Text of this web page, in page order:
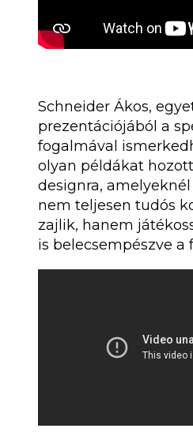
Schneider Ákos,
prezentációjából a
fogalmával
olyan példákat
designra,
nem teljesen tudós
zajlik, hanem
is belecsempészve a